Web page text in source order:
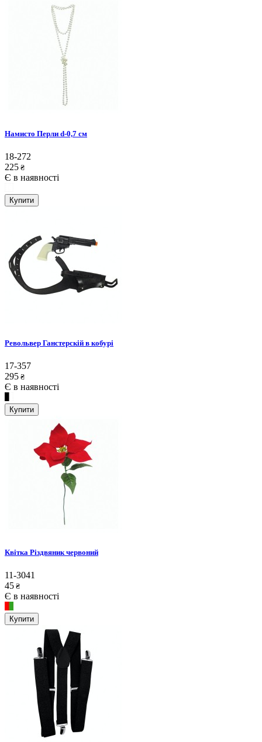
Намисто Перли d-0,7 см
18-272
225 ₴
Є в наявності
Купити
Револьвер Ганстерскій в кобурі
17-357
295 ₴
Є в наявності
Купити
Квітка Різдвяник червоний
11-3041
45 ₴
Є в наявності
Купити